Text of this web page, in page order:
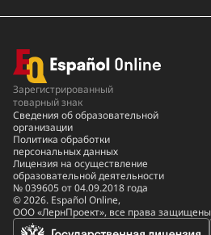
Зарегистрированный
товарный знак
Сведения об образовательной
организации
Политика обработки
персональных данных
Лицензия на осуществление
образовательной деятельности
№ 039605 от 04.09.2018 года
© 2026. Español Online,
ООО «ЛернПроект», все права защищены